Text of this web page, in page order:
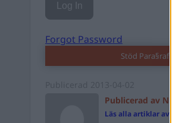
Forgot Password
Stöd Para§raf –
Publicerad av
Läs alla artiklar av